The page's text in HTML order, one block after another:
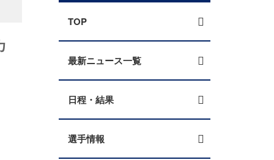
TOP
最新ニュース一覧
日程・結果
選手情報